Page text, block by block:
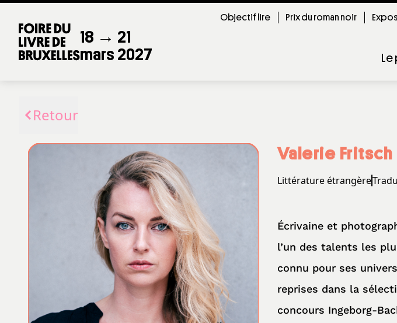
18 → 21
mars 2027
Objectif lire Prix du roman noir
Retour
Valerie Fritsch
Littérature étrangère
Écrivaine et
l’un des talents les
connu pour ses
reprises dans la
concours Ingeborg-